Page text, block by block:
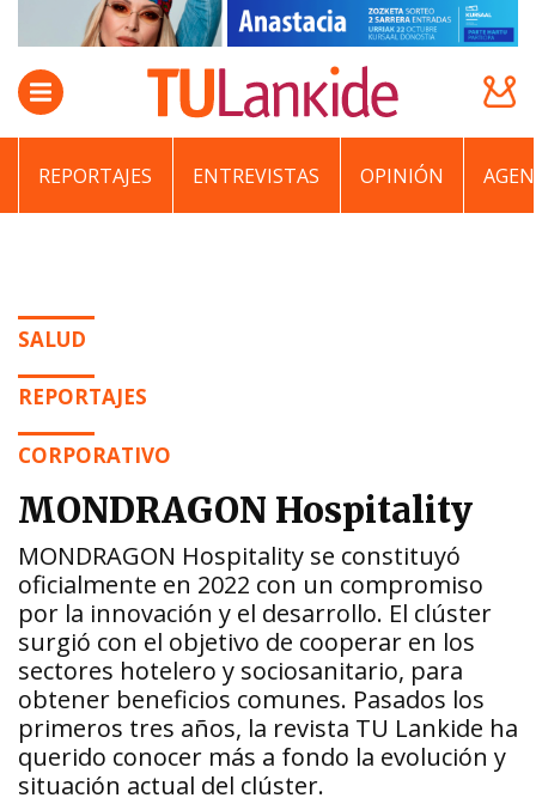
REPORTAJES ENTREVISTAS OPINIÓN
SALUD
REPORTAJES
CORPORATIVO
MONDRAGON Hospitality
MONDRAGON Hospitality se constituyó
oficialmente en 2022 con un compromiso
por la innovación y el desarrollo. El clúster
surgió con el objetivo de cooperar en los
sectores hotelero y sociosanitario, para
obtener beneficios comunes. Pasados los
primeros tres años, la revista TU Lankide ha
querido conocer más a fondo la evolución y
situación actual del clúster.